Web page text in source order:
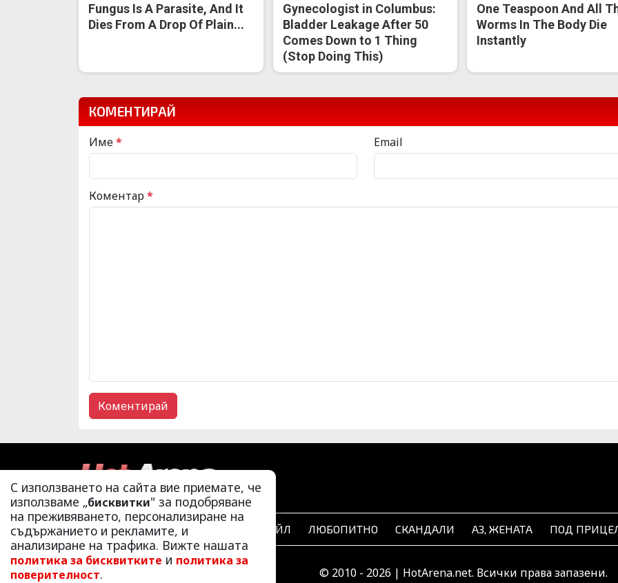
Fungus Is A Parasite, And It
Dies From A Drop Of Plain...
Gynecologist in Columbus:
Bladder Leakage After 50
Comes Down to 1 Thing
(Stop Doing This)
One Teaspoon And All
Worms In The Body Die
Instantly
КОМЕНТИРАЙ
Име* Email
Коментар*
С използването на сайта вие приемате, че
използваме „бисквитки" за подобряване
на преживяването, персонализиране на
съдържанието и рекламите, и
анализиране на трафика. Вижте нашата
политика за бисквитките и политика за
поверителност.
ЛАЙФСТАЙЛ ЛЮБОПИТНО СКАНДАЛИ АЗ, ЖЕНАТА ПОД
© 2010 - 2026 | HotArena.net. Всички права запазени.